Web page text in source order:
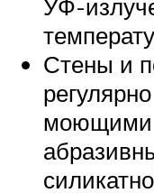
УФ-
Стены и
моющими